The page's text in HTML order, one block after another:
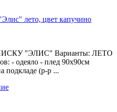
лето, цвет капучино
"ЭЛИС" Варианты: ЛЕТО
- одеяло - плед 90х90см
подкладе (р-р ...